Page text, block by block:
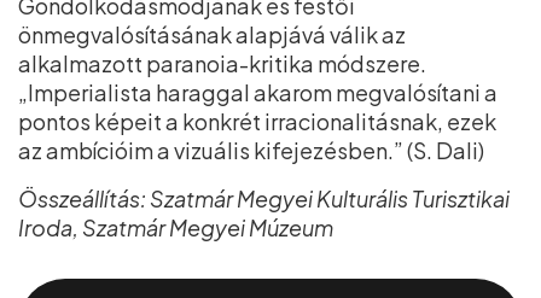
önmegvalósításának alapjává válik az
alkalmazott paranoia-kritika módszere.
„Imperialista haraggal akarom megvalósítani a
pontos képeit a konkrét irracionalitásnak, ezek
az ambícióim a vizuális kifejezésben.” (S. Dali)
Összeállítás: Szatmár Megyei Kulturális Turisztikai
Iroda, Szatmár Megyei Múzeum